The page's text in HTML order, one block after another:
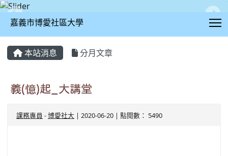
嘉義市博愛社區大學
本站消息 分月文章
義(憶)起_大講堂
課務專員 -博愛社大 | 2020-06-20 | 點閱數： 5490